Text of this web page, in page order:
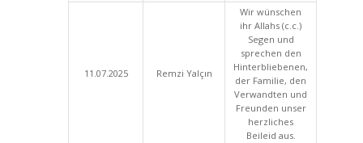
11.07.2025 Remzi Yalçın
Wir wünschen
ihr Allahs (c.c.)
Segen und
sprechen den
Hinterbliebenen,
der Familie, den
Verwandten und
Freunden unser
herzliches
Beileid aus.